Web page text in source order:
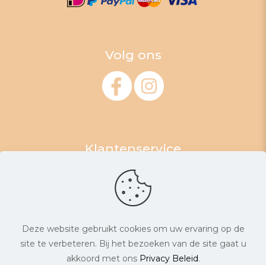
Volg ons
Klantenservice
Algemene Voorwaarden
Retourneren
Levertijd & Verzendkosten
Privacyverklaring
Deze website gebruikt cookies om uw ervaring op de
site te verbeteren. Bij het bezoeken van de site gaat u
akkoord met ons Privacy Beleid.